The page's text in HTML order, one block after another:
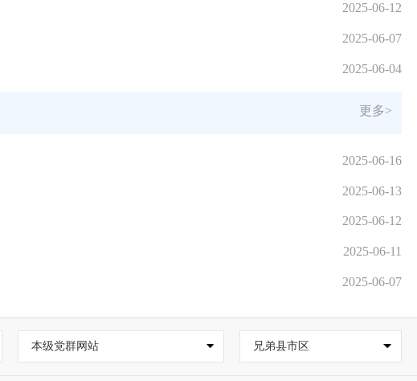
2025-06-12
2025-06-07
2025-06-04
更多>
2025-06-16
2025-06-13
2025-06-12
2025-06-11
2025-06-07
本级党群网站 兄弟县市区